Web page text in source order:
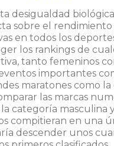
desigualdad
sobre el rendimiento
en todos los
los rankings de
tanto femeninos
importantes
maratones como la
las marcas
la categoría masculina
compitieran en una
descender unos